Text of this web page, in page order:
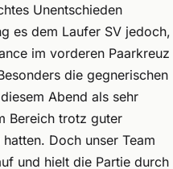
Unentschieden
es dem Laufer SV jedoch,
im vorderen Paarkreuz
die gegnerischen
Abend als sehr
Bereich trotz guter
Doch unser Team
und hielt die Partie durch